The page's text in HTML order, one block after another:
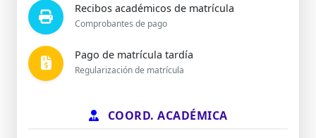
Recibos académicos de matrícula
Comprobantes de pago
Pago de matrícula tardía
Regularización de matrícula
COORD. ACADÉMICA